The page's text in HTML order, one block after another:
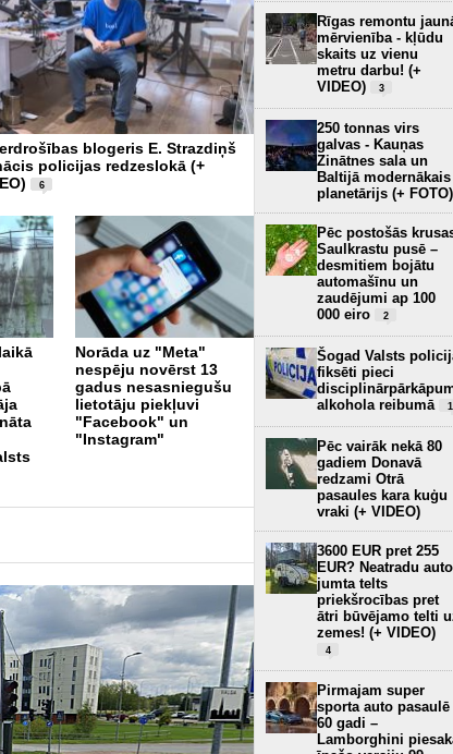
blogeris E. Strazdiņš
policijas redzeslokā (+
6
Norāda uz "Meta"
nespēju novērst 13
gadus nesasniegušu
lietotāju piekļuvi
"Facebook" un
"Instagram"
ES ierobežos jauniešu
sociālajiem medijiem (+
“Tele2” visas autoceļa
“Via Baltica” bāzes
stacijas aprīkojis ar 5G
tehnoloģiju
1
Rīgas remontu
mērvienība - kļūdu
skaits uz vienu
metru darbu! (+
VIDEO)
3
250 tonnas virs
galvas - Kauņas
Zinātnes sala un
Baltijā modernākais
planetārijs (+ FOTO)
Pēc postošās
Saulkrastu pusē –
desmitiem bojātu
automašīnu un
zaudējumi ap 100
000 eiro
2
Šogad Valsts
fiksēti pieci
alkohola reibumā
1
Pēc vairāk nekā 80
gadiem Donavā
redzami Otrā
pasaules kara kuģu
vraki (+ VIDEO)
3600 EUR pret 255
EUR? Neatradu auto
jumta telts
priekšrocības pret
ātri būvējamo telti
zemes! (+ VIDEO)
4
Pirmajam super
sporta auto pasaulē
60 gadi –
Lamborghini